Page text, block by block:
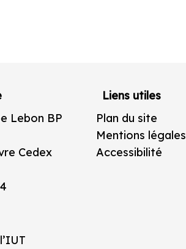
Lebon BP
Cedex
Liens utiles
Plan du site
Mentions légales
Accessibilité